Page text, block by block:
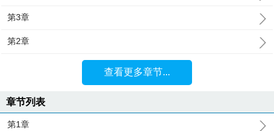
第3章
第2章
查看更多章节...
章节列表
第1章